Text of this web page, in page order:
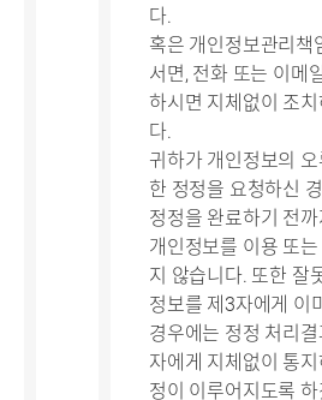
다.
혹은 개인정보관리책
서면, 전화 또는 이메
하시면 지체없이 조치
다.
귀하가 개인정보의 오
한 정정을 요청하신
정정을 완료하기 전까
개인정보를 이용 또
지 않습니다. 또한 잘
정보를 제3자에게 이
경우에는 정정 처리
자에게 지체없이 통지
정이 이루어지도록 하